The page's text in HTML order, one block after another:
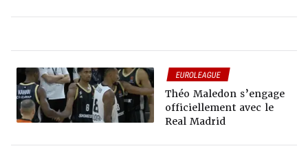
EUROLEAGUE
Théo Maledon s’engage
officiellement avec le
Real Madrid